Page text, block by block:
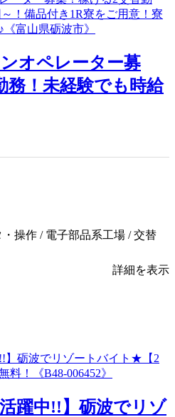
オペレーター募
務！未経験でも時給
操作 / 電子部品系工場 / 交替
詳細を表示
活躍中!!】砺波でリゾ